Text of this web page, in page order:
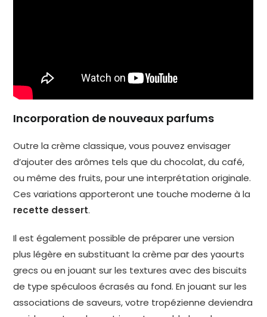
Incorporation de nouveaux parfums
Outre la crème classique, vous pouvez envisager
d’ajouter des arômes tels que du chocolat, du café,
ou même des fruits, pour une interprétation originale.
Ces variations apporteront une touche moderne à la
recette dessert.
Il est également possible de préparer une version
plus légère en substituant la crème par des yaourts
grecs ou en jouant sur les textures avec des biscuits
de type spéculoos écrasés au fond. En jouant sur les
associations de saveurs, votre tropézienne deviendra